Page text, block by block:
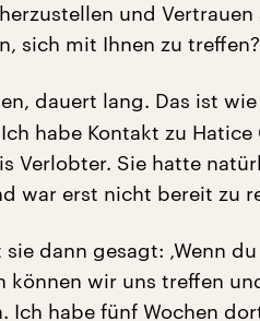
und Vertrauen
sich mit Ihnen zu treffen?
dauert lang. Das ist
habe Kontakt zu Hatice
Verlobter. Sie hatte
war erst nicht bereit zu
dann gesagt: ‚Wenn
wir uns treffen
Ich habe fünf Wochen